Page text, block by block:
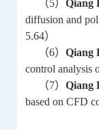
（5） Qiang
diffusion and
5.64）
（6） Qiang
control analysis
（7） Qiang
based on CFD